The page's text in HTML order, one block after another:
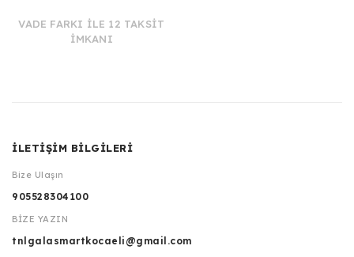
VADE FARKI İLE 12 TAKSİT
İMKANI
İLETİŞİM BİLGİLERİ
Bize Ulaşın
905528304100
BİZE YAZIN
tnlgalasmartkocaeli@gmail.com